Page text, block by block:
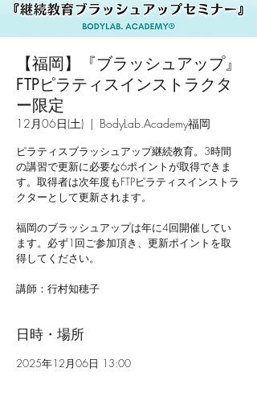
【福岡】『ブラッシュアップ』
FTPピラティスインストラクタ
ー限定
12月06日(土)
  |
BodyLab.Academy福岡
ピラティスブラッシュアップ継続教育。3時間
の講習で更新に必要な6ポイントが取得できま
す。取得者は次年度もFTPピラティスインストラ
クターとして更新されます。
福岡のブラッシュアップは年に4回開催してい
ます。必ず1回ご参加頂き、更新ポイントを取
得してください。
講師：行村知穂子
日時・場所
2025年12月06日 13:00